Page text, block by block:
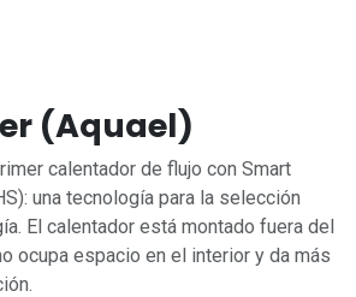
(Aquael)
calentador de flujo con Smart
una tecnología para la selección
El calentador está montado fuera del
ocupa espacio en el interior y da más